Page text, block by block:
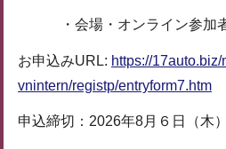
・会場・オンライン参加者
お申込みURL: https://17auto.biz/
vnintern/registp/entryform7.htm
申込締切：2026年8月６日（木